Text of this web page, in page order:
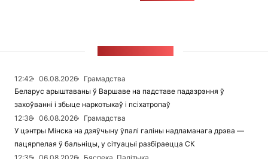
12:42 06.08.2026
Грамадства
Беларус арыштаваны ў Варшаве на падставе падазрэння ў
захоўванні і збыце наркотыкаў і псіхатропаў
12:38
06.08.2026
Грамадства
У цэнтры Мінска на дзяўчыну ўпалі галіны надламанага дрэва —
пацярпелая ў бальніцы, у сітуацыі разбіраецца СК